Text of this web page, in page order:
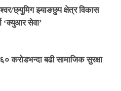
छ्युमिग झ्याङछुप क्षेत्र विकास
‘क्युआर सेवा’
करोडभन्दा बढी सामाजिक सुरक्षा